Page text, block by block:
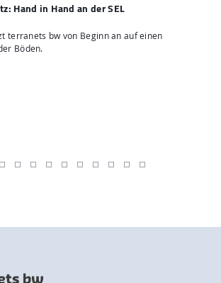
Hand in Hand an der SEL
terranets bw von Beginn an auf einen
Böden.